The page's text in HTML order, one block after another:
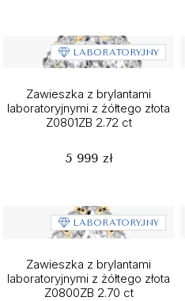
LABORATORYJNY
Zawieszka z brylantami
laboratoryjnymi z żółtego złota
Z0801ZB 2.72 ct
5 999 zł
LABORATORYJNY
Zawieszka z brylantami
laboratoryjnymi z żółtego złota
Z0800ZB 2.70 ct